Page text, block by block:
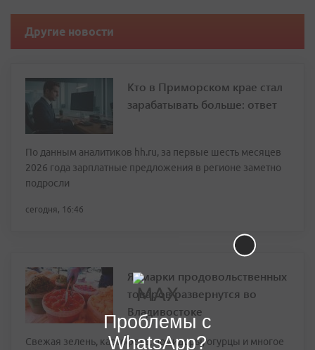
Другие новости
Кто в Приморском крае стал
зарабатывать больше: ответ
По данным аналитиков hh.ru, за первые шесть месяцев
2026 года зарплатные предложения в регионе заметно
подросли
сегодня, 16:46
Ярмарки продовольственных
товаров развернутся во
Владивостоке
Свежая зелень, картофель, помидоры, огурцы и многое
Проблемы с
WhatsApp?